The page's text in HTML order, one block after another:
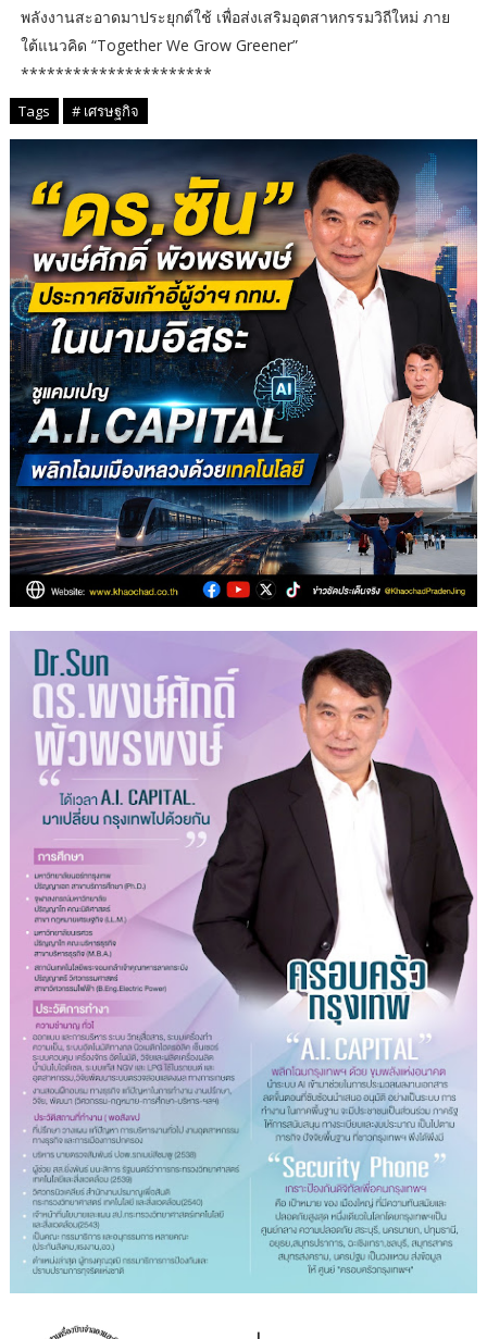
พลังงานสะอาดมาประยุกต์ใช้ เพื่อส่งเสริมอุตสาหกรรมวิถีใหม่ ภาย
ใต้แนวคิด “Together We Grow Greener”
**********************
Tags # เศรษฐกิจ